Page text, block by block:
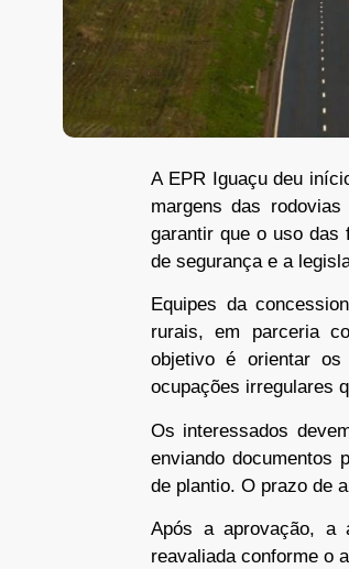
A EPR Iguaçu deu
margens das
garantir que o uso das
de segurança e a
Equipes da
rurais, em parceria
objetivo é orientar
ocupações irregulares
Os interessados
enviando documentos
de plantio. O prazo de
Após a aprovação, a
reavaliada conforme o